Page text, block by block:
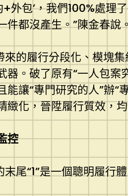
+外包’，我們100%處理
件都沒產生。”陳金春說
來的履行分段化、模塊
器。破了原有“一人包案
能讓“專門研究的人”辦“
緻化，晉陞履行質效，
控
末尾“1”是一個聰明履